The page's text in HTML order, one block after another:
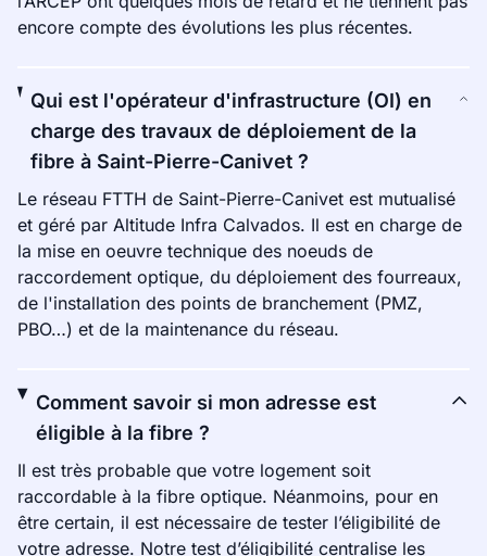
encore compte des évolutions les plus récentes.
Qui est l'opérateur d'infrastructure (OI) en
charge des travaux de déploiement de la
fibre à Saint-Pierre-Canivet ?
Le réseau FTTH de Saint-Pierre-Canivet est mutualisé
et géré par Altitude Infra Calvados. Il est en charge de
la mise en oeuvre technique des noeuds de
raccordement optique, du déploiement des fourreaux,
de l'installation des points de branchement (PMZ,
PBO…) et de la maintenance du réseau.
Comment savoir si mon adresse est
éligible à la fibre ?
Il est très probable que votre logement soit
raccordable à la fibre optique. Néanmoins, pour en
être certain, il est nécessaire de tester l’éligibilité de
votre adresse. Notre test d’éligibilité centralise les